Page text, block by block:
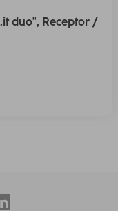
duo", Receptor /